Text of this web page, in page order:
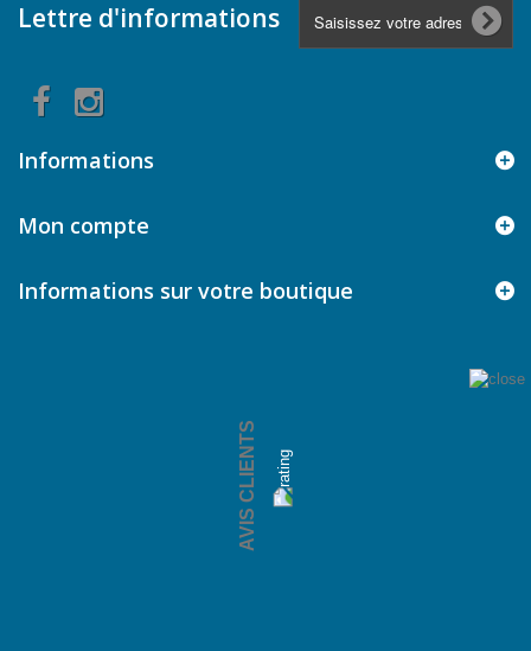
Lettre d'informations
Informations
Mon compte
Informations sur votre boutique
AVIS CLIENTS